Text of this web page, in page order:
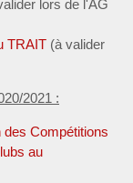
lors de l'AG
TRAIT (à valider
2021 :
Compétitions
au